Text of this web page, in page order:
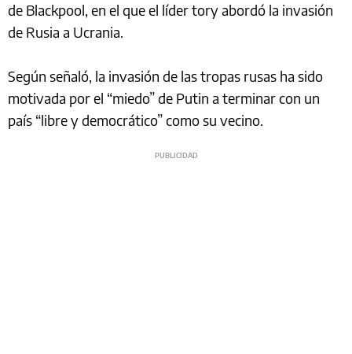
de Blackpool, en el que el líder tory abordó la invasión
de Rusia a Ucrania.
Según señaló, la invasión de las tropas rusas ha sido
motivada por el “miedo” de Putin a terminar con un
país “libre y democrático” como su vecino.